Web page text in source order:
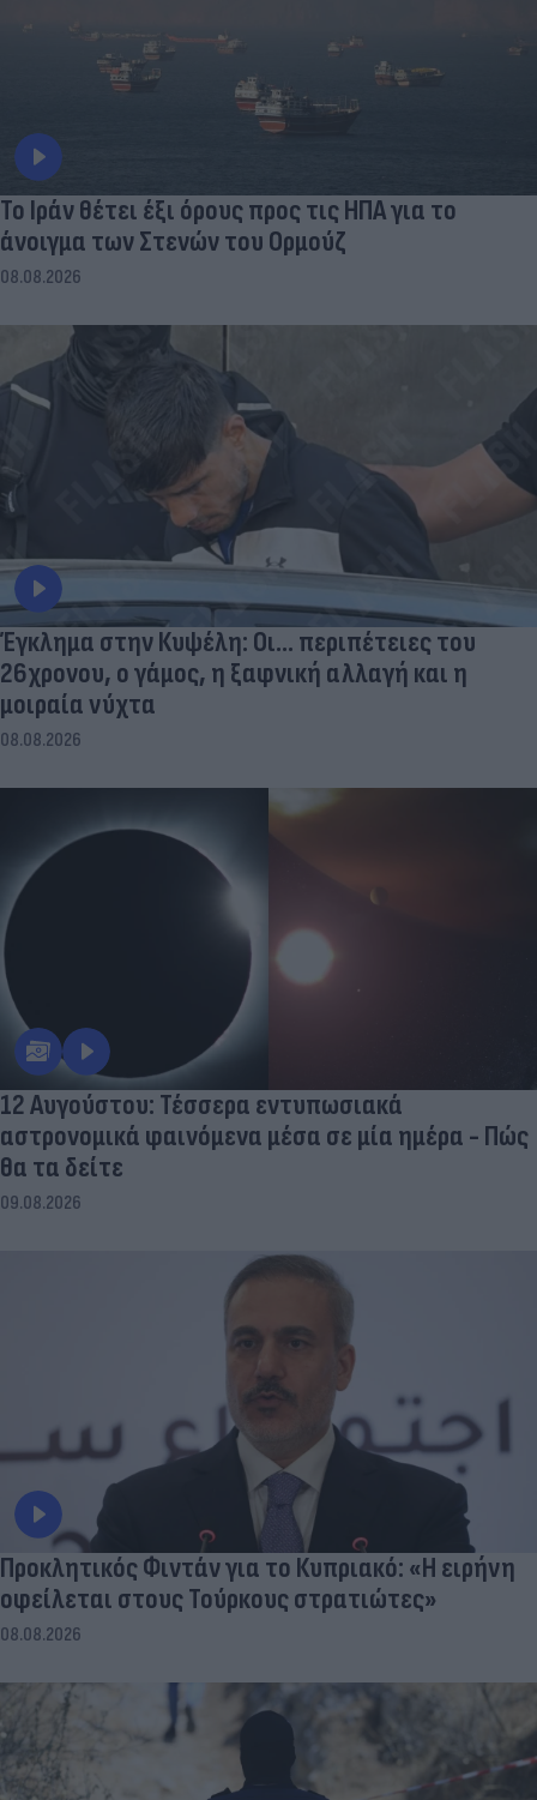
Το Ιράν θέτει έξι όρους προς τις ΗΠΑ για το
άνοιγμα των Στενών του Ορμούζ
08.08.2026
Έγκλημα στην Κυψέλη: Οι... περιπέτειες του
26χρονου, ο γάμος, η ξαφνική αλλαγή και η
μοιραία νύχτα
08.08.2026
12 Αυγούστου: Τέσσερα εντυπωσιακά
αστρονομικά φαινόμενα μέσα σε μία ημέρα - Πώς
θα τα δείτε
09.08.2026
Προκλητικός Φιντάν για το Κυπριακό: «Η ειρήνη
οφείλεται στους Τούρκους στρατιώτες»
08.08.2026